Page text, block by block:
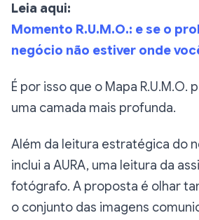
Leia aqui:
Momento R.U.M.O.: e se o
negócio não estiver onde
É por isso que o Mapa R.U.M.O.
uma camada mais profunda.
Além da leitura estratégica do
inclui a AURA, uma leitura da
fotógrafo. A proposta é olhar
o conjunto das imagens